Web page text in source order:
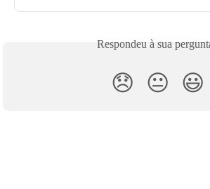
Respondeu à sua
😞 😐 😃